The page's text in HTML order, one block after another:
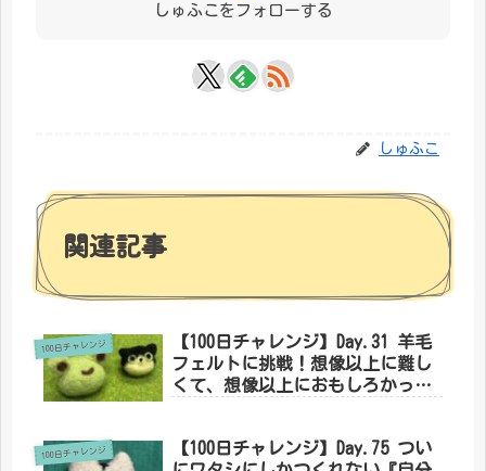
しゅふこをフォローする
しゅふこ
関連記事
100日チャレンジ
【100日チャレンジ】Day.31 羊毛
フェルトに挑戦！想像以上に難し
くて、想像以上におもしろかった
100日チャレンジ
【100日チャレンジ】Day.75 つい